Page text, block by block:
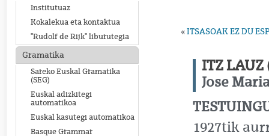
Institutuaz
Kokalekua eta kontaktua
"Rudolf de Rijk" liburutegia
Gramatika
Sareko Euskal Gramatika
(SEG)
Euskal adizkitegi
automatikoa
Euskal kasutegi automatikoa
Basque Grammar
« ITSASOAK EZ DU
ITZ LAUZ
Jose
1927tik